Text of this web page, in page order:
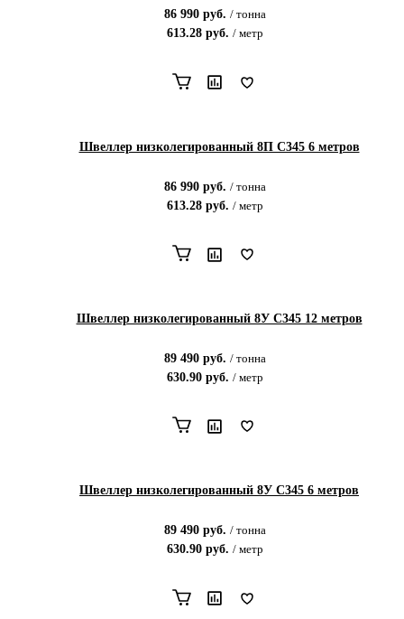
86 990руб. / тонна
613.28руб. / метр
Швеллер низколегированный 8П С345 6 метров
86 990руб. / тонна
613.28руб. / метр
Швеллер низколегированный 8У С345 12 метров
89 490руб. / тонна
630.90руб. / метр
Швеллер низколегированный 8У С345 6 метров
89 490руб. / тонна
630.90руб. / метр